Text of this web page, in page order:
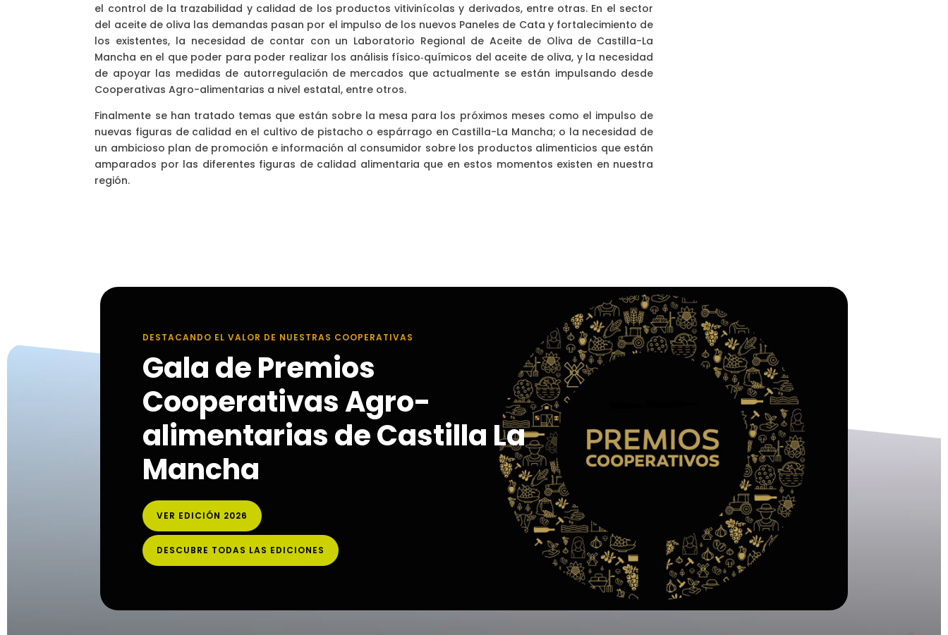
el control de la trazabilidad y calidad de los productos vitivinícolas y derivados, entre otras. En el sector
del aceite de oliva las demandas pasan por el impulso de los nuevos Paneles de Cata y fortalecimiento de
los existentes, la necesidad de contar con un Laboratorio Regional de Aceite de Oliva de Castilla-La
Mancha en el que poder para poder realizar los análisis físico‐químicos del aceite de oliva, y la necesidad
de apoyar las medidas de autorregulación de mercados que actualmente se están impulsando desde
Cooperativas Agro-alimentarias a nivel estatal, entre otros.
Finalmente se han tratado temas que están sobre la mesa para los próximos meses como el impulso de
nuevas figuras de calidad en el cultivo de pistacho o espárrago en Castilla-La Mancha; o la necesidad de
un ambicioso plan de promoción e información al consumidor sobre los productos alimenticios que están
amparados por las diferentes figuras de calidad alimentaria que en estos momentos existen en nuestra
región.
DESTACANDO EL VALOR DE NUESTRAS COOPERATIVAS
Gala de Premios
Cooperativas Agro-
alimentarias de Castilla La
Mancha
VER EDICIÓN 2026
DESCUBRE TODAS LAS EDICIONES